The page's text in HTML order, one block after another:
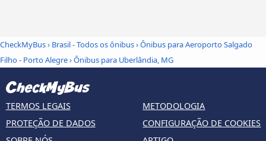
CheckMyBus› Brasil - Todos os ônibus›Ônibus para Aeroporto Salgado
Filho - Porto Alegre›Ônibus para Uberlândia, MG
TERMOS LEGAIS
PROTEÇÃO DE DADOS
METODOLOGIA
CONFIGURAÇÃO DE COOKIES